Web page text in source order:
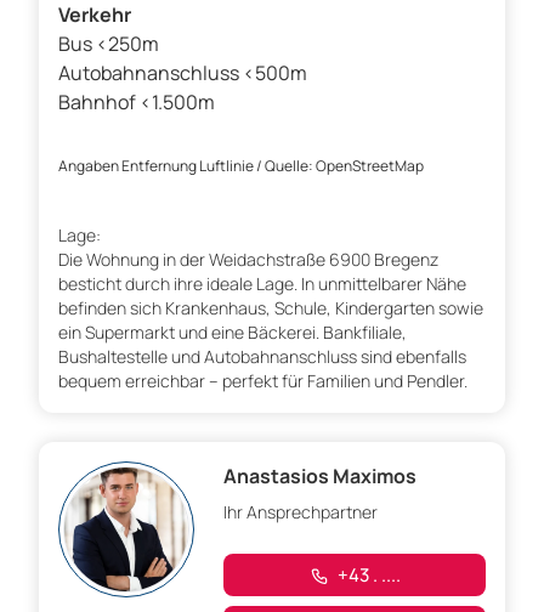
Verkehr
Bus <250m
Autobahnanschluss <500m
Bahnhof <1.500m
Angaben Entfernung Luftlinie / Quelle: OpenStreetMap
Lage:
Die Wohnung in der Weidachstraße 6900 Bregenz
besticht durch ihre ideale Lage. In unmittelbarer Nähe
befinden sich Krankenhaus, Schule, Kindergarten sowie
ein Supermarkt und eine Bäckerei. Bankfiliale,
Bushaltestelle und Autobahnanschluss sind ebenfalls
bequem erreichbar – perfekt für Familien und Pendler.
Anastasios Maximos
Ihr Ansprechpartner
+43 . ....